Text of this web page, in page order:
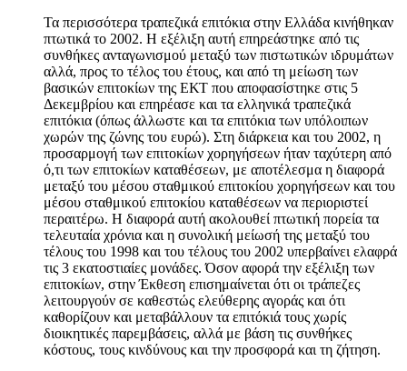
Τα περισσότερα τραπεζικά επιτόκια στην Ελλάδα κινήθηκαν
πτωτικά το 2002. Η εξέλιξη αυτή επηρεάστηκε από τις
συνθήκες ανταγωνισμού μεταξύ των πιστωτικών ιδρυμάτων
αλλά, προς το τέλος του έτους, και από τη μείωση των
βασικών επιτοκίων της ΕΚΤ που αποφασίστηκε στις 5
Δεκεμβρίου και επηρέασε και τα ελληνικά τραπεζικά
επιτόκια (όπως άλλωστε και τα επιτόκια των υπόλοιπων
χωρών της ζώνης του ευρώ). Στη διάρκεια και του 2002, η
προσαρμογή των επιτοκίων χορηγήσεων ήταν ταχύτερη από
ό,τι των επιτοκίων καταθέσεων, με αποτέλεσμα η διαφορά
μεταξύ του μέσου σταθμικού επιτοκίου χορηγήσεων και του
μέσου σταθμικού επιτοκίου καταθέσεων να περιοριστεί
περαιτέρω. Η διαφορά αυτή ακολουθεί πτωτική πορεία τα
τελευταία χρόνια και η συνολική μείωσή της μεταξύ του
τέλους του 1998 και του τέλους του 2002 υπερβαίνει ελαφρά
τις 3 εκατοστιαίες μονάδες. Όσον αφορά την εξέλιξη των
επιτοκίων, στην Έκθεση επισημαίνεται ότι οι τράπεζες
λειτουργούν σε καθεστώς ελεύθερης αγοράς και ότι
καθορίζουν και μεταβάλλουν τα επιτόκιά τους χωρίς
διοικητικές παρεμβάσεις, αλλά με βάση τις συνθήκες
κόστους, τους κινδύνους και την προσφορά και τη ζήτηση.